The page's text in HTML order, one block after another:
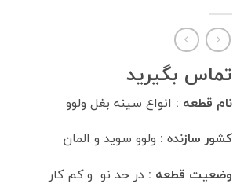
تماس بگیرید
نام قطعه : انواع سینه بغل ولوو
کشور سازنده : ولوو سوید و المان
وضعیت قطعه : در حد نو و کم کار